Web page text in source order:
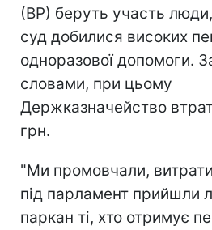
(ВР) беруть участь люди,
суд добилися високих
одноразової допомоги.
словами, при цьому
Держказначейство
грн.
"Ми промовчали,
під парламент прийшли
паркан ті, хто отримує